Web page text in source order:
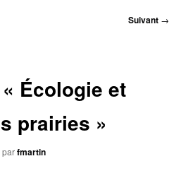
Suivant →
Écologie et
prairies »
parfmartin